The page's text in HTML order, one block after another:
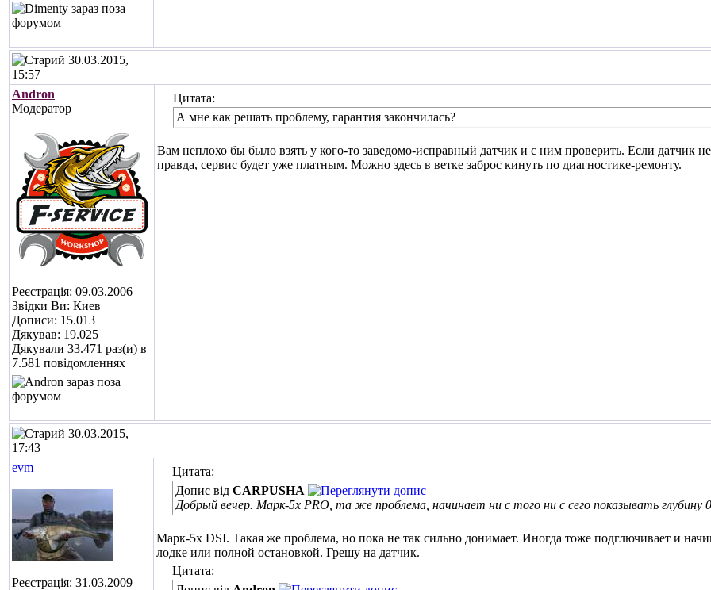
30.03.2015,
15:57
Andron
Модератор
Реєстрація: 09.03.2006
Звідки Ви: Киев
Дописи: 15.013
Дякував: 19.025
Дякували 33.471 раз(и) в
7.581 повідомленнях
Цитата:
А мне как решать проблему, гарантия закончилась?
Вам неплохо бы было взять у кого-то заведомо-исправный датчик и с ним проверить. Если датчик не
правда, сервис будет уже платным. Можно здесь в ветке заброс кинуть по диагностике-ремонту.
30.03.2015,
17:43
evm
Реєстрація: 31.03.2009
Цитата:
Допис від CARPUSHA
Добрый вечер. Марк-5х PRO, та же проблема, начинает ни с того ни с сего показывать глубину
Марк-5х DSI. Такая же проблема, но пока не так сильно донимает. Иногда тоже подглючивает и
лодке или полной остановкой. Грешу на датчик.
Цитата: